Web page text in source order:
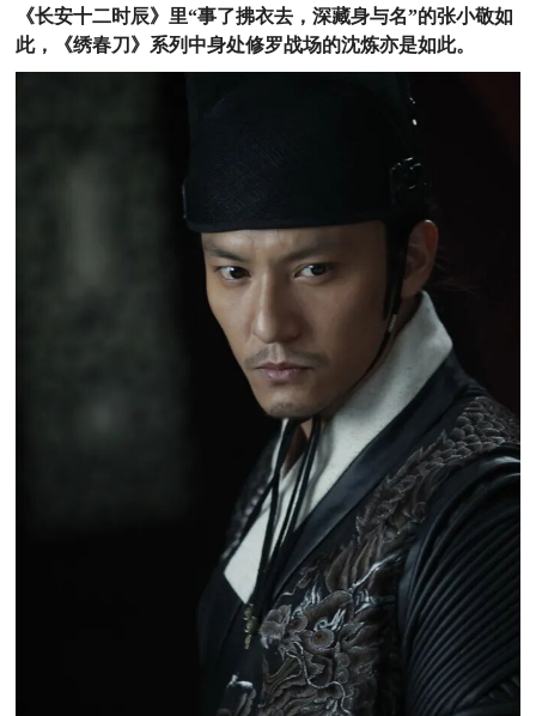
《长安十二时辰》里“事了拂衣去，深藏身与名”的张小敬如
此，《绣春刀》系列中身处修罗战场的沈炼亦是如此。